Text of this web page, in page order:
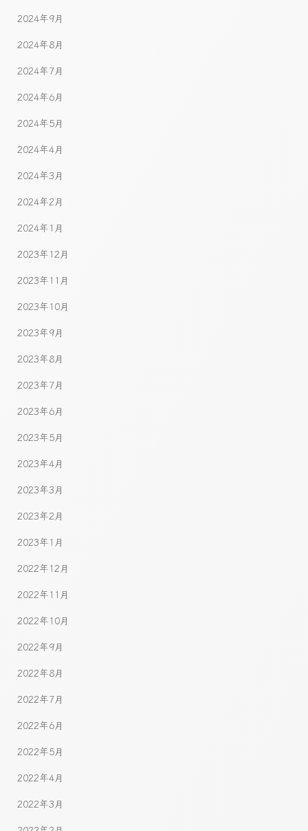
2024年9月
2024年8月
2024年7月
2024年6月
2024年5月
2024年4月
2024年3月
2024年2月
2024年1月
2023年12月
2023年11月
2023年10月
2023年9月
2023年8月
2023年7月
2023年6月
2023年5月
2023年4月
2023年3月
2023年2月
2023年1月
2022年12月
2022年11月
2022年10月
2022年9月
2022年8月
2022年7月
2022年6月
2022年5月
2022年4月
2022年3月